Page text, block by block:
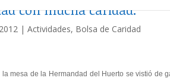
con mucha caridad.
|Actividades, Bolsa de Caridad
la Hermandad del Huerto se vistió de gala